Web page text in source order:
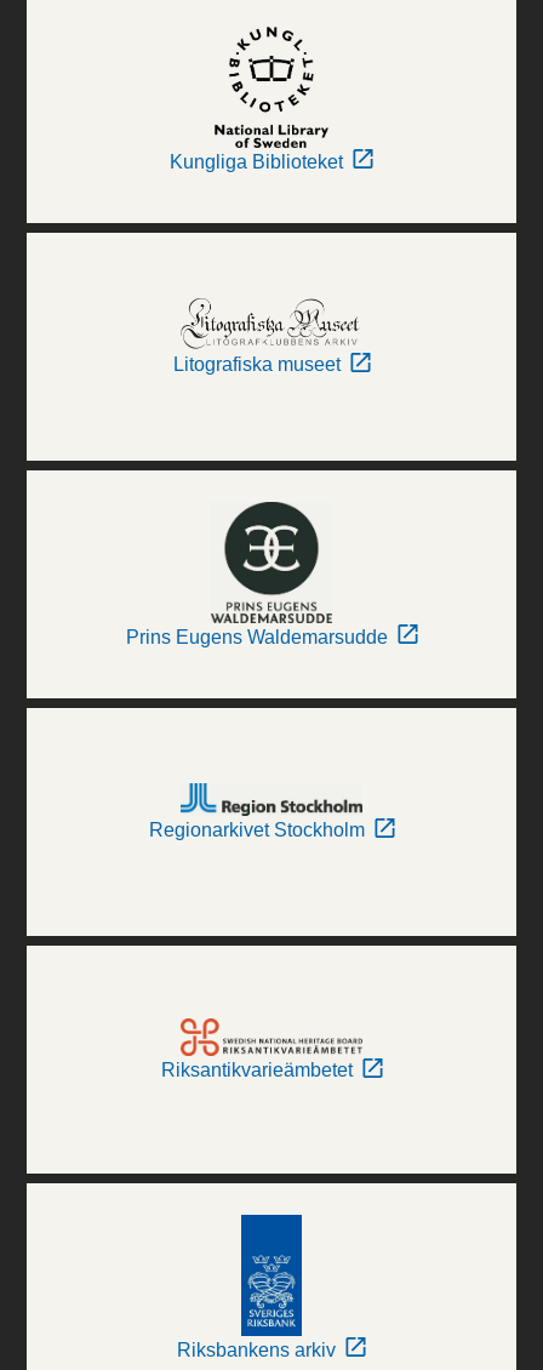
Kungliga Biblioteket
Litografiska museet
Prins Eugens Waldemarsudde
Regionarkivet Stockholm
Riksantikvarieämbetet
Riksbankens arkiv